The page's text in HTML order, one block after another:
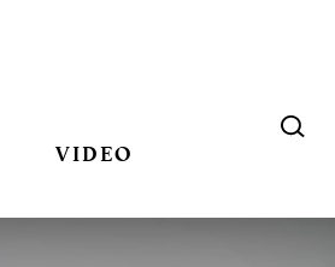
VIDEO